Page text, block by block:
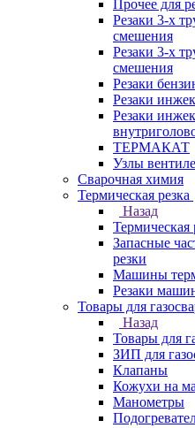
Прочее для
Резаки 3-х
смешения
Резаки 3-х
смешения
Резаки
Резаки
Резаки
ТЕРМАКАТ
Узлы
Сварочная химия
Термическая резка
Назад
Термическая
Запасные
резки
Машины
Резаки
Товары для
Назад
Товары для
ЗИП для
Клапаны
Кожухи на
Манометры